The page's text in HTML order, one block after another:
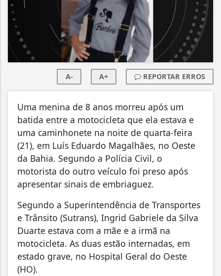
A- A+ REPORTAR ERROS
Uma menina de 8 anos morreu após um
batida entre a motocicleta que ela estava e
uma caminhonete na noite de quarta-feira
(21), em Luís Eduardo Magalhães, no Oeste
da Bahia. Segundo a Polícia Civil, o
motorista do outro veículo foi preso após
apresentar sinais de embriaguez.
Segundo a Superintendência de Transportes
e Trânsito (Sutrans), Ingrid Gabriele da Silva
Duarte estava com a mãe e a irmã na
motocicleta. As duas estão internadas, em
estado grave, no Hospital Geral do Oeste
(HO).